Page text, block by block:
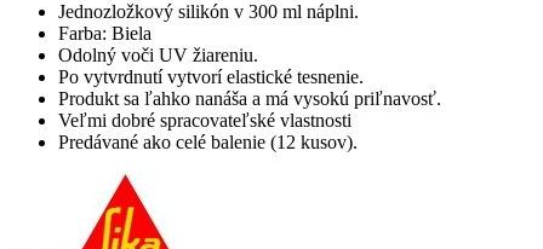
Jednozložkový silikón v 300 ml náplni.
Farba: Biela
Odolný voči UV žiareniu.
Po vytvrdnutí vytvorí elastické tesnenie.
Produkt sa ľahko nanáša a má vysokú priľnavosť.
Veľmi dobré spracovateľské vlastnosti
Predávané ako celé balenie (12 kusov).